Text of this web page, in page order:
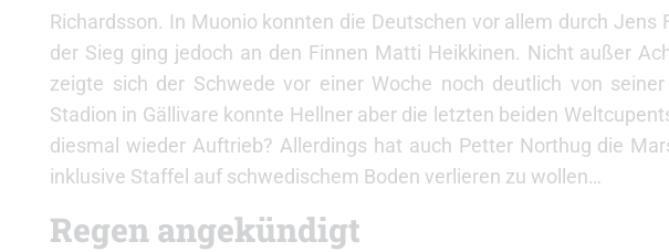
Richardsson. In Muonio konnten die Deutschen vor allem durch
der Sieg ging jedoch an den Finnen Matti Heikkinen. Nicht außer
zeigte sich der Schwede vor einer Woche noch deutlich von
Stadion in Gällivare konnte Hellner aber die letzten beiden
diesmal wieder Auftrieb? Allerdings hat auch Petter Northug die
inklusive Staffel auf schwedischem Boden verlieren zu wollen…
Regen angekündigt